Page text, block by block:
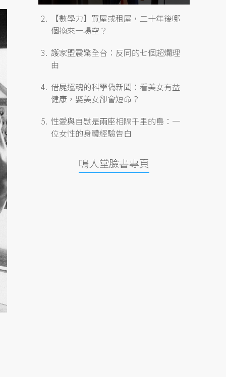
【數學力】買屋或租屋，二十年後哪
個換來一場空？
護家盟震驚全台：反同的七個超爛理
由
借屍還魂的科學偽新聞：看美女有益
健康，娶美女卻會短命？
性愛與自慰是兩座相隔千里的島：一
位女性的身體經驗告白
鳴人堂臉書專頁